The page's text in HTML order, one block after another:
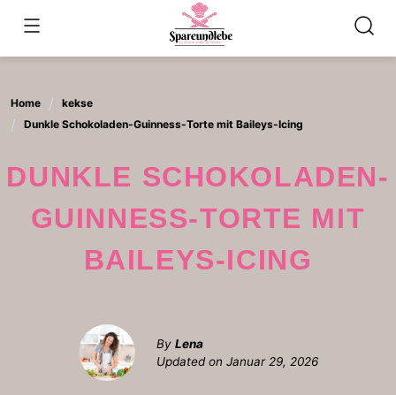
content
Home
kekse
Dunkle Schokoladen-Guinness-Torte mit Baileys-Icing
DUNKLE SCHOKOLADEN-
GUINNESS-TORTE MIT
BAILEYS-ICING
By Lena
Updated on Januar 29, 2026